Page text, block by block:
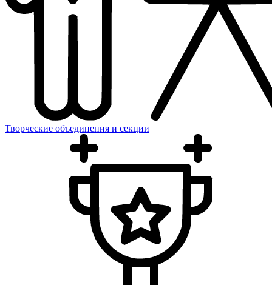
Творческие объединения и секции